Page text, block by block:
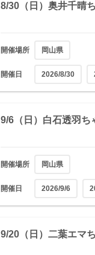
8/30（日）奥井千晴
開催場所 岡山県
開催日 2026/8/30
9/6（日）白石透羽ち
開催場所 岡山県
開催日 2026/9/6
9/20（日）二葉エマ